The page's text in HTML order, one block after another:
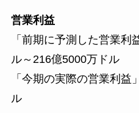
営業利益
「前期に予測した営業利
ル～216億5000万ドル
「今期の実際の営業利益
ル